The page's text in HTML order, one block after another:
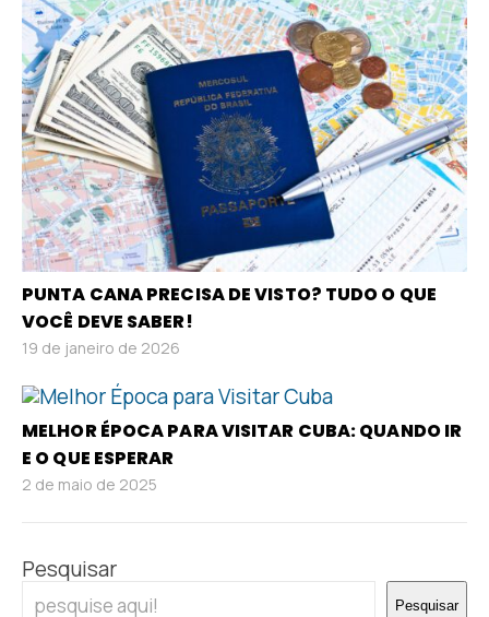
PUNTA CANA PRECISA DE VISTO? TUDO O QUE
VOCÊ DEVE SABER!
19 de janeiro de 2026
MELHOR ÉPOCA PARA VISITAR CUBA: QUANDO IR
E O QUE ESPERAR
2 de maio de 2025
Pesquisar
Pesquisar